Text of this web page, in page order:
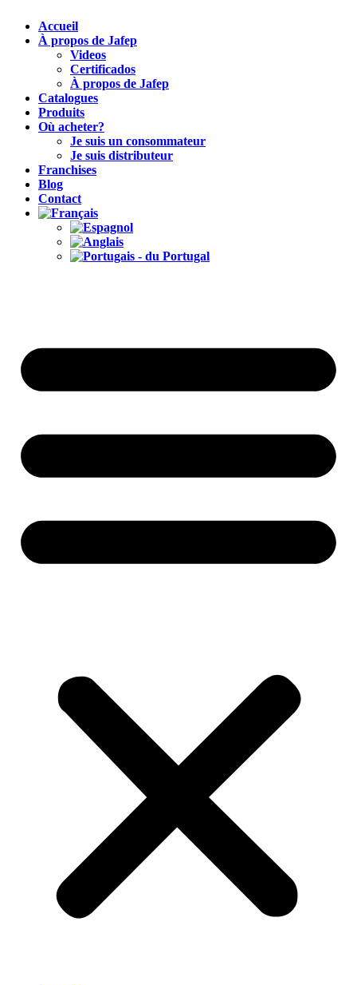
Accueil
À propos de Jafep
Videos
Certificados
À propos de Jafep
Catalogues
Produits
Où acheter?
Je suis un consommateur
Je suis distributeur
Franchises
Blog
Contact